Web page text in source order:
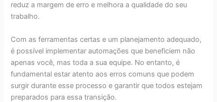
reduz a margem de erro e melhora a qualidade do seu
trabalho.
Com as ferramentas certas e um planejamento adequado,
é possível implementar automações que beneficiem não
apenas você, mas toda a sua equipe. No entanto, é
fundamental estar atento aos erros comuns que podem
surgir durante esse processo e garantir que todos estejam
preparados para essa transição.